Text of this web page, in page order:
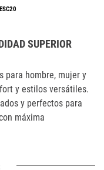
SUPERIOR
para hombre, mujer y
y estilos versátiles.
y perfectos para
máxima